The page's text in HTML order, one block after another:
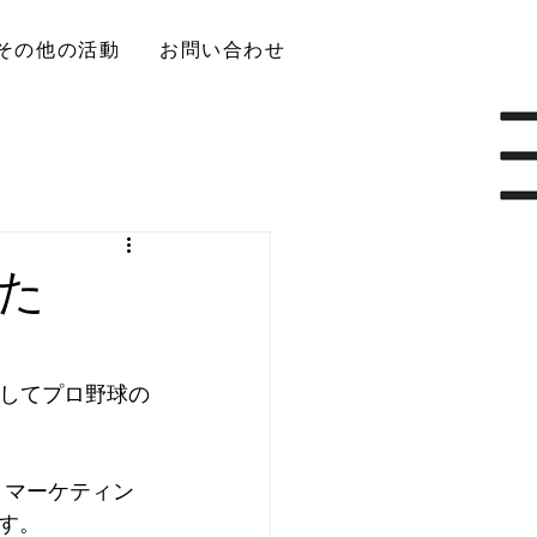
の他の活動 お問い合わせ
てプロ野球の
ーケティン
。